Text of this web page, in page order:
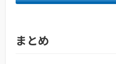
まとめ